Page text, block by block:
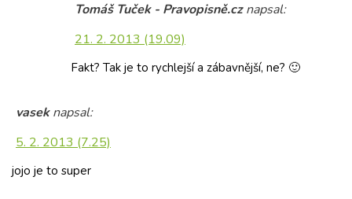
Tomáš Tuček - Pravopisně.cz napsal:
21. 2. 2013 (19.09)
Fakt? Tak je to rychlejší a zábavnější, ne? 🙂
vasek napsal:
5. 2. 2013 (7.25)
jojo je to super